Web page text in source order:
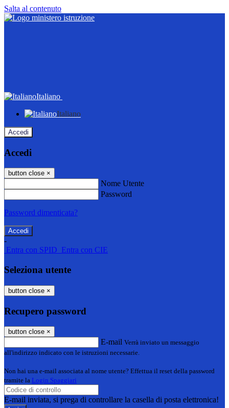
Salta al contenuto
Italiano
Italiano
Accedi
Accedi
button close ×
Nome Utente
Password
Password dimenticata?
-
Entra con SPID Entra con CIE
Seleziona utente
button close ×
Recupero password
button close ×
E-mail Verrà inviato un messaggio
all'indirizzo indicato con le istruzioni necessarie.
Non hai una e-mail associata al nome utente? Effettua il reset della password
tramite la Login Spaggiari
E-mail inviata, si prega di controllare la casella di posta elettronica!